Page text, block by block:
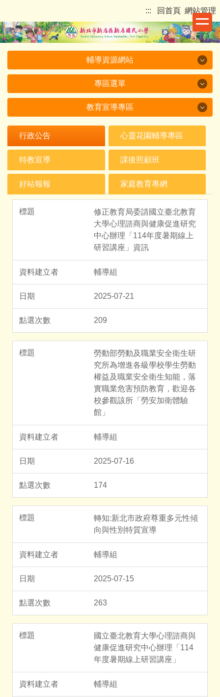
主
要
內
容
區
::: 回首頁 網站管理
輔導資源網站
專區選單
115 新店國小一年級新生入學網
我們的新店國小
新店國小影音
校長室
總務處
輔導處
主計室
教育宣導專區
教育宣導專區
教育部
新北市政府
115學年度 新北市國小新生學區學校查詢系統
115學年度 新北市國中新生學區學校查詢系統
行政公告 心靈花園輔導專區
特教宣導 課後照顧班
好站報報 家庭教育專網
修正教育局委請國立臺北教育
大學心理諮商與健康促進研究
中心辦理「114年度暑期線上
研習講座」資訊
輔導組
2025-07-21
209
勞動部勞動及職業安全衛生研
究所為增進各級學校學生勞動
權益及職業安全衛生知能，落
實職業危害預防教育，歡迎各
校參觀該所「勞安加衛體驗
館」
輔導組
2025-07-16
174
轉知:新北市政府尊重多元性傾
向與性別特質宣導
輔導組
2025-07-15
263
國立臺北教育大學心理諮商與
健康促進研究中心辦理「114
年度暑期線上研習講座」
輔導組